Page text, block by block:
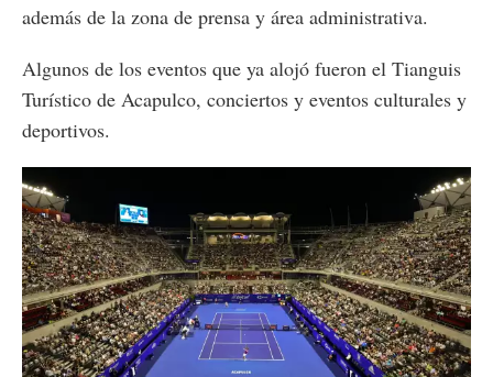
además de la zona de prensa y área administrativa.
Algunos de los eventos que ya alojó fueron el Tianguis
Turístico de Acapulco, conciertos y eventos culturales y
deportivos.